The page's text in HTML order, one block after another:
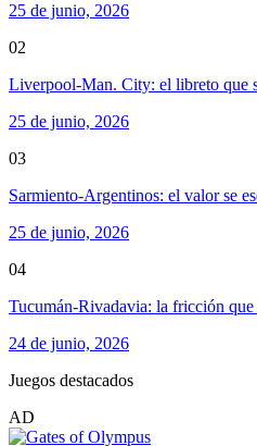
25 de junio, 2026
02
Liverpool-Man. City: el libreto que
25 de junio, 2026
03
Sarmiento-Argentinos: el valor se
25 de junio, 2026
04
Tucumán-Rivadavia: la fricción
24 de junio, 2026
Juegos destacados
AD